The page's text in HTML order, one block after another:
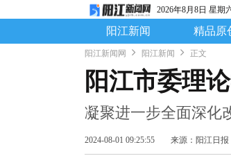
2026年8月8日 星期
阳江新闻 精品原
阳江新闻网 阳江新闻 正文
阳江市委理
凝聚进一步全面深化
2024-08-01 09:25:55 来源：阳江日报